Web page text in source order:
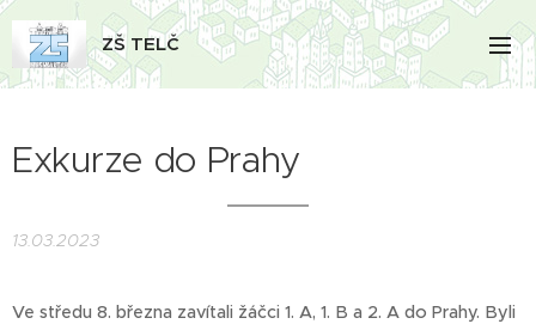
ZŠ TELČ
Exkurze do Prahy
13.03.2023
Ve středu 8. března zavítali žáčci 1. A, 1. B a 2. A do Prahy. Byli